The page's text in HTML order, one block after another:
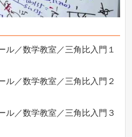
02
数学教室／高校数学入門講座
02/09
数学教室／高校数学準備講座
16
数学教室／高校数学準備講座
23
数学教室／高校数学入門講座
02
ル／数学教室／三角比入門１
ル／数学教室／三角比入門１
ル／数学教室／三角比入門２
ル／数学教室／三角比入門３